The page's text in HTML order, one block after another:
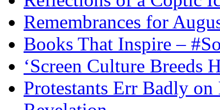
Remembrances for
Books That Inspire –
‘Screen Culture Breeds
Protestants Err Badly